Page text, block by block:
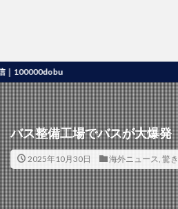
バス整備工場でバスが大爆発
2025年10月30日 海外ニュース, 驚き